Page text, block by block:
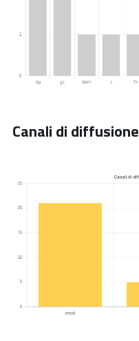
Canali di diffusione